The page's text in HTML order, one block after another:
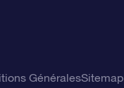
GénéralesSitemap